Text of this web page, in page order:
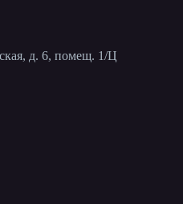
д. 6, помещ. 1/Ц